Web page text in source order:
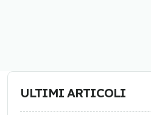
ULTIMI ARTICOLI